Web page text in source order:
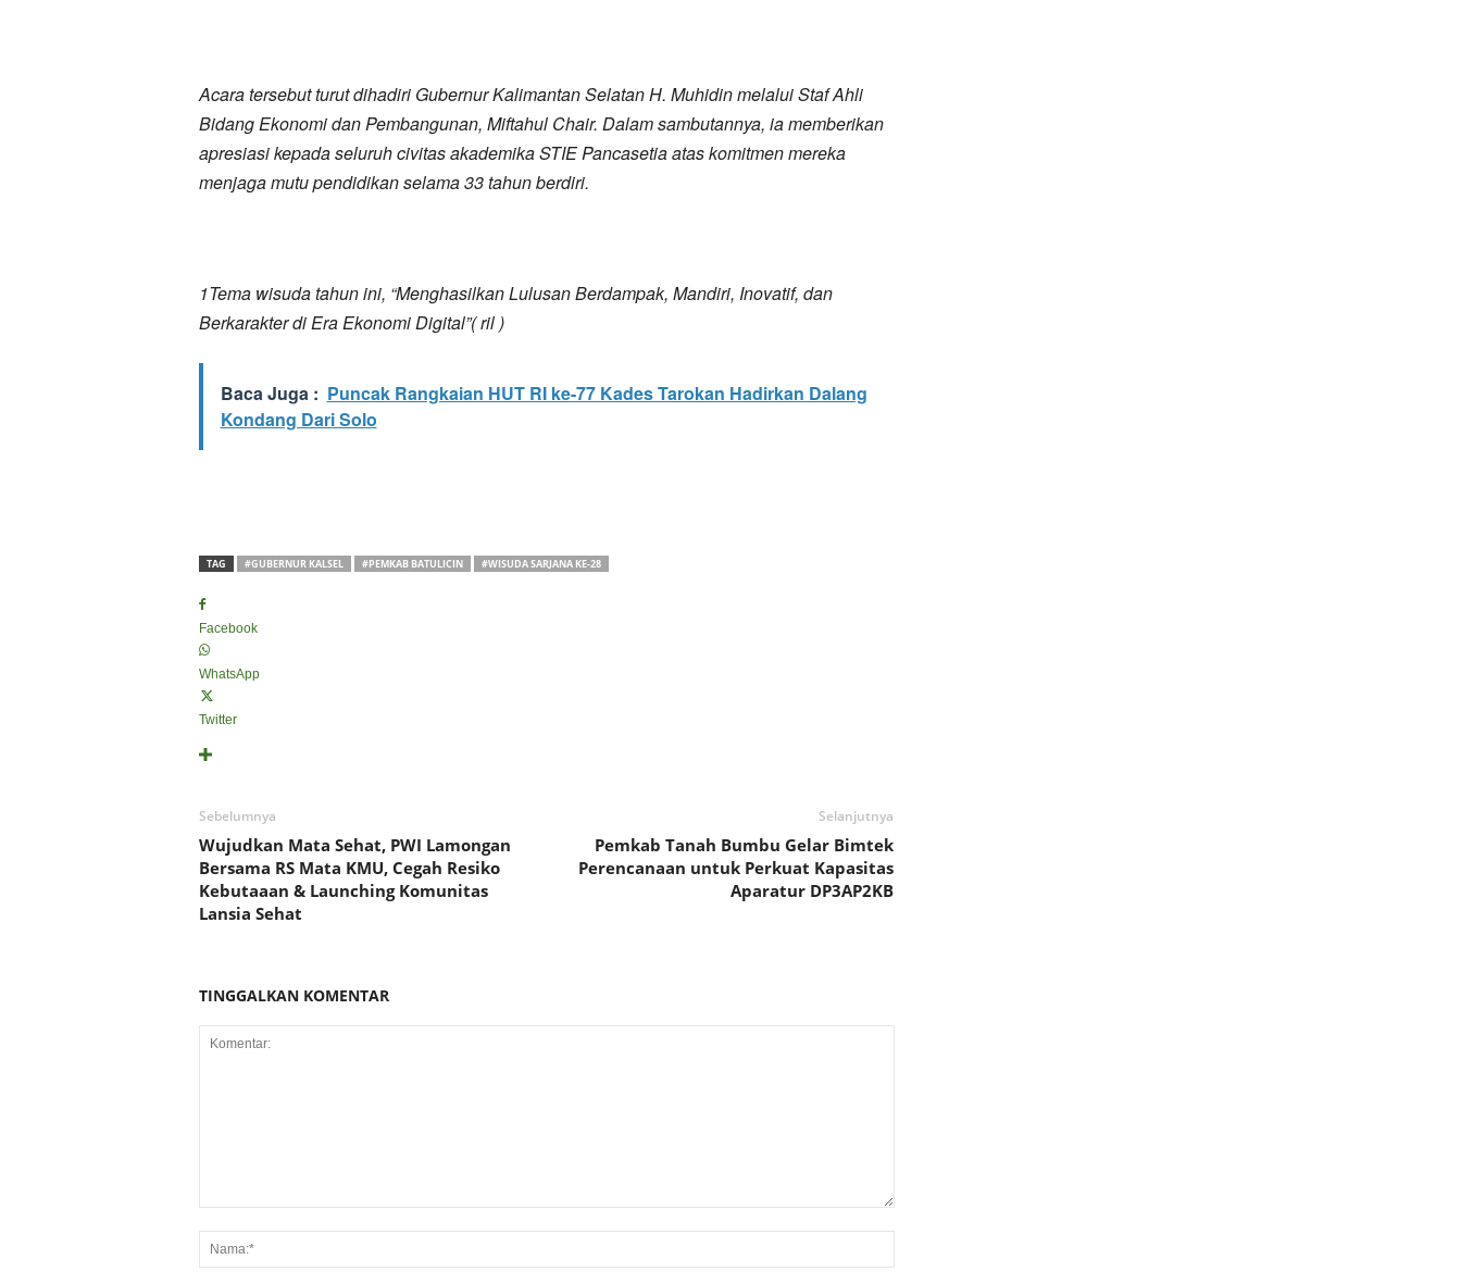
Acara tersebut turut dihadiri Gubernur Kalimantan Selatan H. Muhidin melalui Staf Ahli
Bidang Ekonomi dan Pembangunan, Miftahul Chair. Dalam sambutannya, ia memberikan
apresiasi kepada seluruh civitas akademika STIE Pancasetia atas komitmen mereka
menjaga mutu pendidikan selama 33 tahun berdiri.
1Tema wisuda tahun ini, “Menghasilkan Lulusan Berdampak, Mandiri, Inovatif, dan
Berkarakter di Era Ekonomi Digital”( ril )
Baca Juga : Puncak Rangkaian HUT RI ke-77 Kades Tarokan Hadirkan Dalang
Kondang Dari Solo
TAG #GUBERNUR KALSEL #PEMKAB BATULICIN #WISUDA SARJANA KE-28
Facebook
WhatsApp
Twitter
Sebelumnya
Wujudkan Mata Sehat, PWI Lamongan
Bersama RS Mata KMU, Cegah Resiko
Kebutaaan & Launching Komunitas
Lansia Sehat
Selanjutnya
Pemkab Tanah Bumbu Gelar Bimtek
Perencanaan untuk Perkuat Kapasitas
Aparatur DP3AP2KB
TINGGALKAN KOMENTAR